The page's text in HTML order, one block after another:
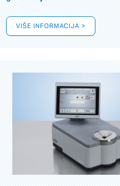
VIŠE INFORMACIJA >